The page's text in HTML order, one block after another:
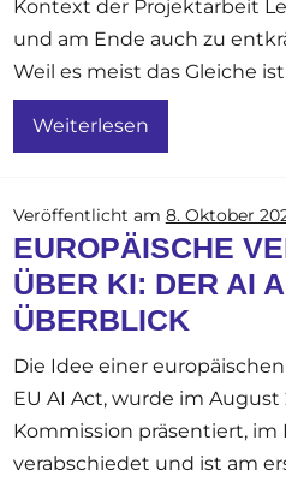
Kontext der Projektarbeit
und am Ende auch zu
Weil es meist das Gleiche
Weiterlesen
Veröffentlicht am 8. Oktober
EUROPÄISCHE
ÜBER KI: DER AI
ÜBERBLICK
Die Idee einer
EU AI Act, wurde im
Kommission präsentiert, im
verabschiedet und ist am